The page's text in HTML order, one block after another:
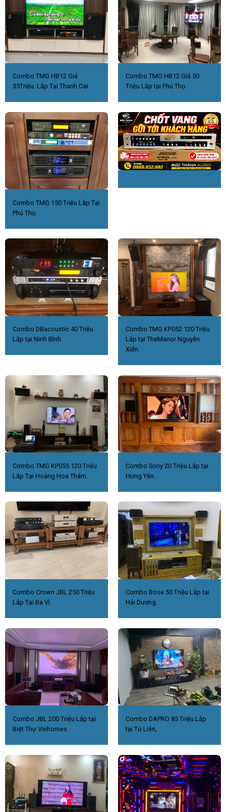
Combo TMG HB12 Giá
35Triệu. Lắp Tại Thanh Oai
Combo TMG HB12 Giá 50
Triệu Lắp tại Phú Thọ.
Combo TMG 150 Triệu Lắp Tại
Phú Thọ.
Combo DBacoustic 40 Triệu
Lắp tại Ninh Bình.
Combo TMG KP052 120 Triệu
Lắp tại TheManor Nguyễn
Xiển.
Combo TMG KP055 120 Triệu
Lắp Tại Hoàng Hoa Thám.
Combo Sony 20 Triệu Lắp tại
Hưng Yên.
Combo Crown JBL 250 Triệu
Lắp Tại Ba Vì.
Combo Bose 50 Triệu Lắp tại
Hải Dương.
Combo JBL 200 Triệu Lắp tại
Biệt Thự Vinhomes
Combo DAPRO 85 Triệu.Lắp
tại Tứ Liên,